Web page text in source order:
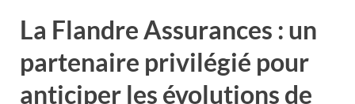
La Flandre Assurances : un
partenaire privilégié pour
anticiper les évolutions de